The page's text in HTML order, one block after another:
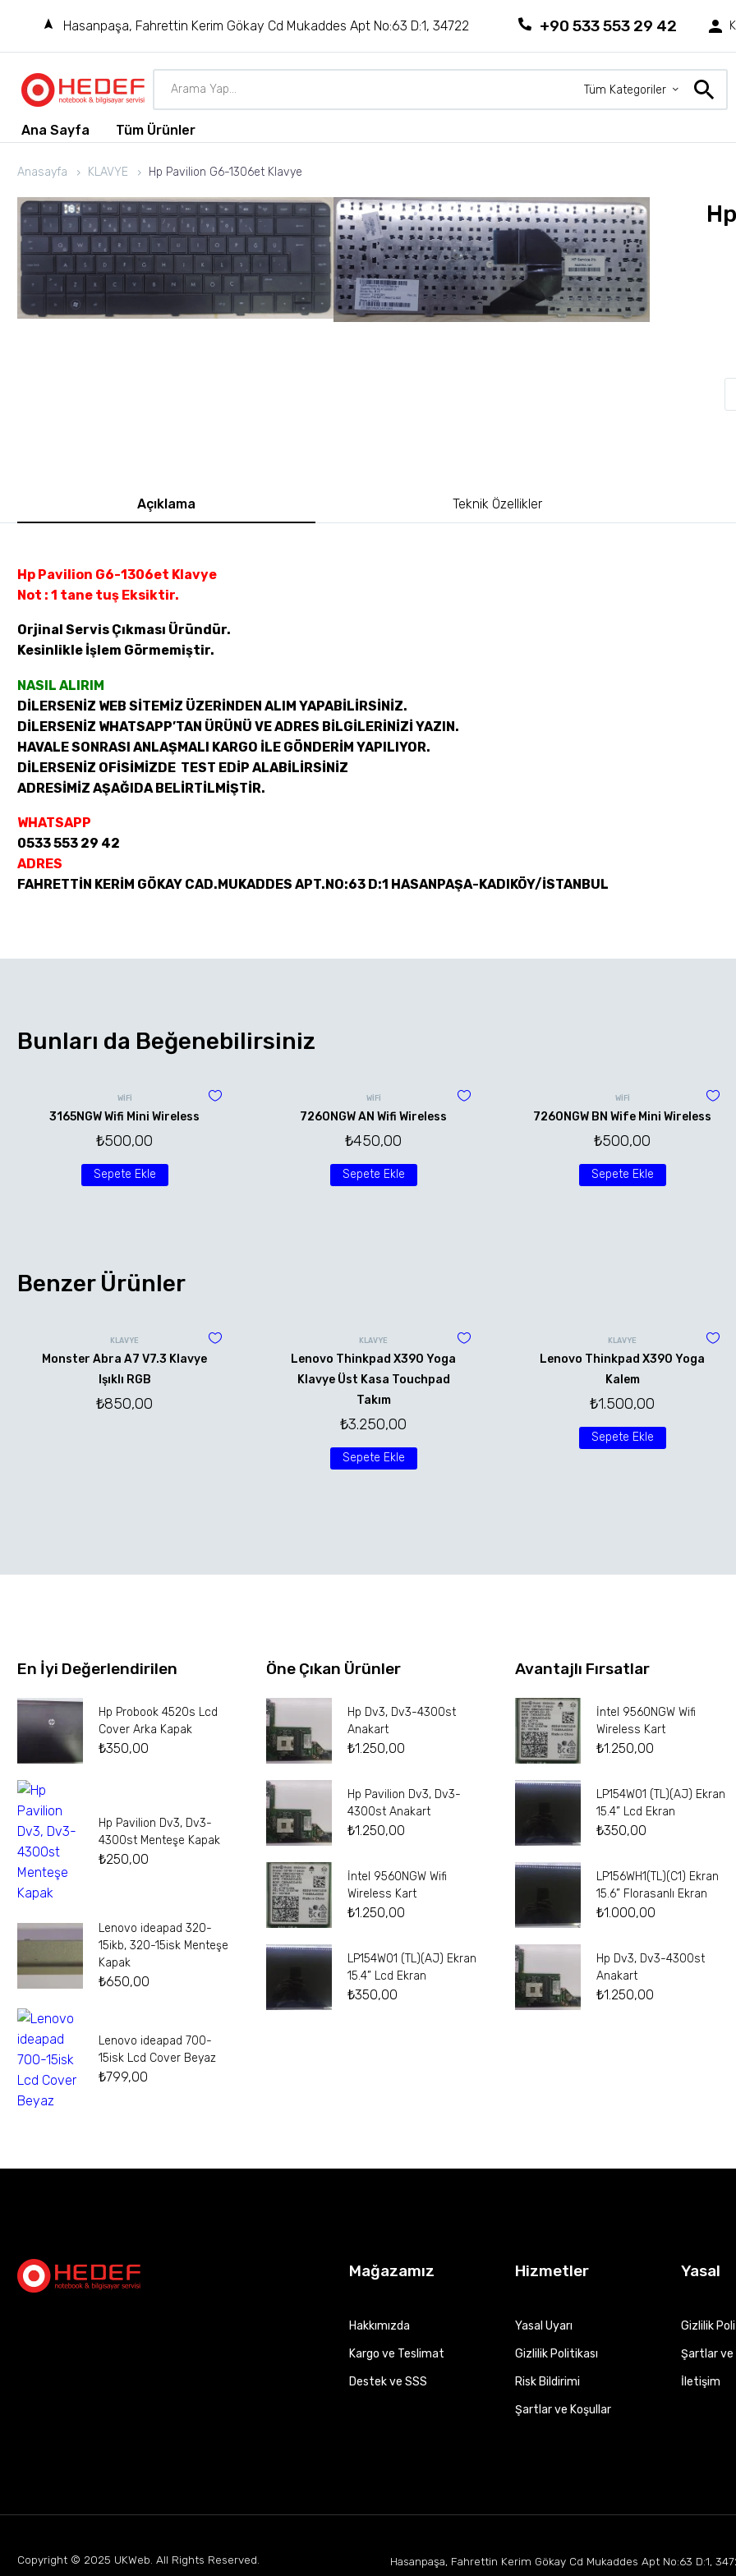
Hasanpaşa, Fahrettin Kerim Gökay Cd Mukaddes Apt No:63 D:1, 34722 +90 533 553 29 42
Tüm Kategoriler
Ana Sayfa Tüm Ürünler
Anasayfa KLAVYE Hp Pavilion G6-1306et Klavye
Açıklama Teknik Özellikler
Hp Pavilion G6-1306et Klavye
Not : 1 tane tuş Eksiktir.
Orjinal Servis Çıkması Üründür.
Kesinlikle İşlem Görmemiştir.
NASIL ALIRIM
DİLERSENİZ WEB SİTEMİZ ÜZERİNDEN ALIM YAPABİLİRSİNİZ.
DİLERSENİZ WHATSAPP’TAN ÜRÜNÜ VE ADRES BİLGİLERİNİZİ YAZIN.
HAVALE SONRASI ANLAŞMALI KARGO İLE GÖNDERİM YAPILIYOR.
DİLERSENİZ OFİSİMİZDE TEST EDİP ALABİLİRSİNİZ
ADRESİMİZ AŞAĞIDA BELİRTİLMİŞTİR.
WHATSAPP
0533 553 29 42
ADRES
FAHRETTİN KERİM GÖKAY CAD.MUKADDES APT.NO:63 D:1 HASANPAŞA-KADIKÖY/İSTANBUL
Bunları da Beğenebilirsiniz
WİFİ
3165NGW Wifi Mini Wireless
₺500,00
Sepete Ekle
WİFİ
7260NGW AN Wifi Wireless
₺450,00
Sepete Ekle
WİFİ
7260NGW BN Wife Mini Wireless
₺500,00
Sepete Ekle
Benzer Ürünler
KLAVYE
Monster Abra A7 V7.3 Klavye
Işıklı RGB
₺850,00
KLAVYE
Lenovo Thinkpad X390 Yoga
Klavye Üst Kasa Touchpad
Takım
₺3.250,00
Sepete Ekle
KLAVYE
Lenovo Thinkpad X390 Yoga
Kalem
₺1.500,00
Sepete Ekle
En İyi Değerlendirilen
Hp Probook 4520s Lcd
Cover Arka Kapak
₺350,00
Hp Pavilion Dv3, Dv3-
4300st Menteşe Kapak
₺250,00
Lenovo ideapad 320-
15ikb, 320-15isk Menteşe
Kapak
₺650,00
Lenovo ideapad 700-
15isk Lcd Cover Beyaz
₺799,00
Öne Çıkan Ürünler
Hp Dv3, Dv3-4300st
Anakart
₺1.250,00
Hp Pavilion Dv3, Dv3-
4300st Anakart
₺1.250,00
İntel 9560NGW Wifi
Wireless Kart
₺1.250,00
LP154W01 (TL)(AJ) Ekran
15.4” Lcd Ekran
₺350,00
Avantajlı Fırsatlar
İntel 9560NGW Wifi
Wireless Kart
₺1.250,00
LP154W01 (TL)(AJ) Ekran
15.4” Lcd Ekran
₺350,00
LP156WH1(TL)(C1) Ekran
15.6” Florasanlı Ekran
₺1.000,00
Hp Dv3, Dv3-4300st
Anakart
₺1.250,00
Mağazamız
Hakkımızda
Kargo ve Teslimat
Destek ve SSS
Hizmetler
Yasal Uyarı
Gizlilik Politikası
Risk Bildirimi
Şartlar ve Koşullar
Yasal
Gizlilik
Şartlar ve
İletişim
Copyright © 2025 UKWeb . All Rights Reserved. Hasanpaşa, Fahrettin Kerim Gökay Cd Mukaddes Apt No:63 D:1,